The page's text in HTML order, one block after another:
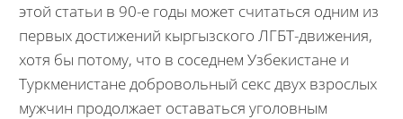
этой статьи в 90-е годы может считаться одним из
первых достижений кыргызского ЛГБТ-движения,
хотя бы потому, что в соседнем Узбекистане и
Туркменистане добровольный секс двух взрослых
мужчин продолжает оставаться уголовным